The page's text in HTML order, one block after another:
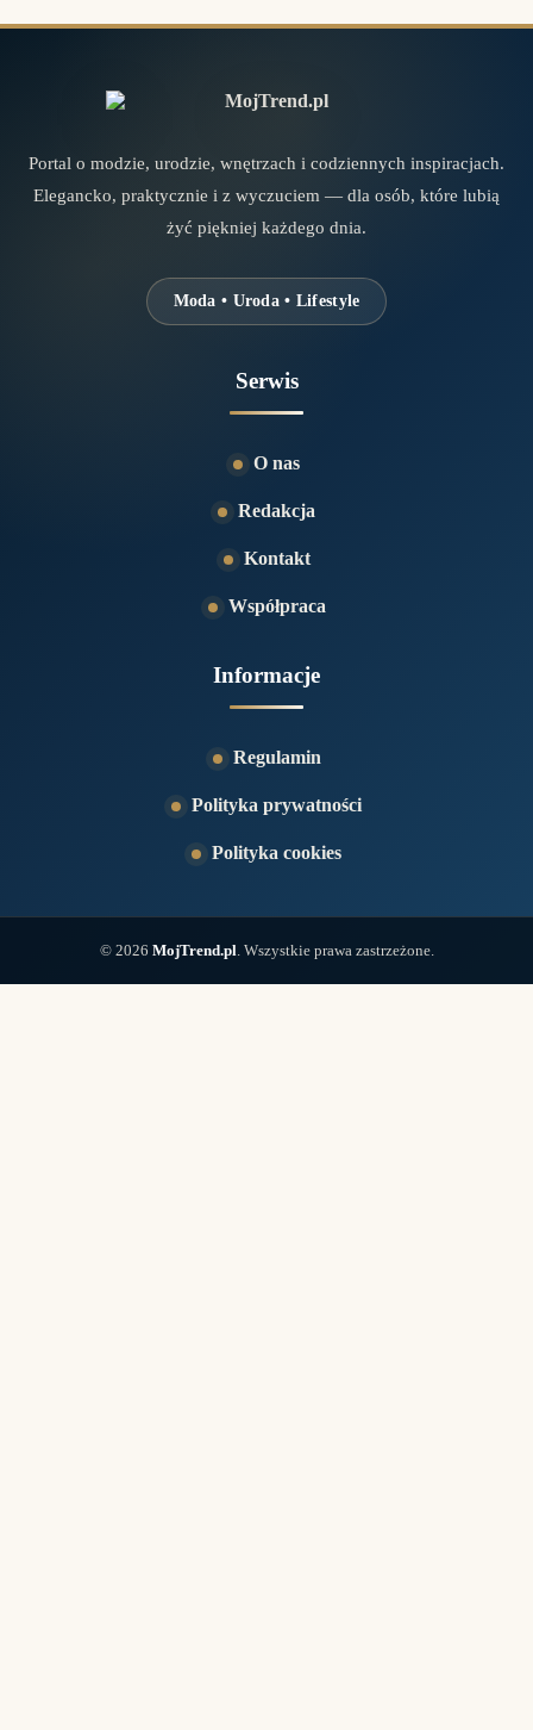
Portal o modzie, urodzie, wnętrzach i codziennych inspiracjach.
Elegancko, praktycznie i z wyczuciem — dla osób, które lubią
żyć piękniej każdego dnia.
Moda • Uroda • Lifestyle
Serwis
O nas
Redakcja
Kontakt
Współpraca
Informacje
Regulamin
Polityka prywatności
Polityka cookies
© 2026 MojTrend.pl. Wszystkie prawa zastrzeżone.